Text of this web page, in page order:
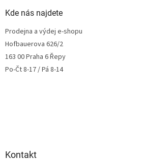
Kde nás najdete
Prodejna a výdej e-shopu
Hofbauerova 626/2
163 00 Praha 6 Řepy
Po-Čt 8-17 / Pá 8-14
Kontakt